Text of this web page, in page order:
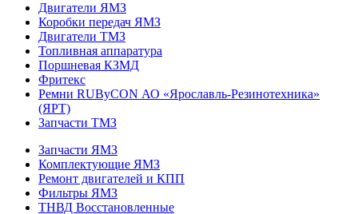
Двигатели ЯМЗ
Коробки передач ЯМЗ
Двигатели ТМЗ
Топливная аппаратура
Поршневая КЗМД
Фритекс
Ремни RUByCON АО «Ярославль-Резинотехника»
(ЯРТ)
Запчасти ТМЗ
Запчасти ЯМЗ
Комплектующие ЯМЗ
Ремонт двигателей и КПП
Фильтры ЯМЗ
ТНВД Восстановленные